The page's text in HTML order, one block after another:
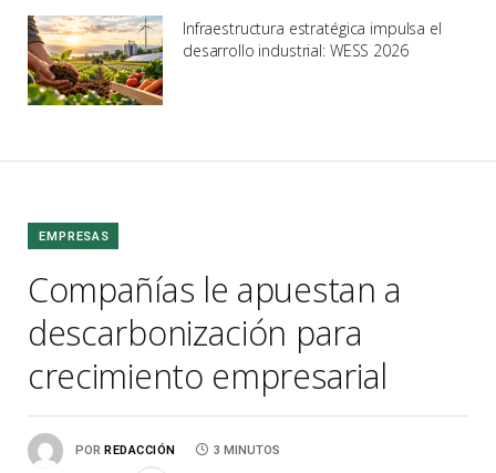
Infraestructura estratégica impulsa el
desarrollo industrial: WESS 2026
EMPRESAS
Compañías le apuestan a
descarbonización para
crecimiento empresarial
POR REDACCIÓN 3 MINUTOS